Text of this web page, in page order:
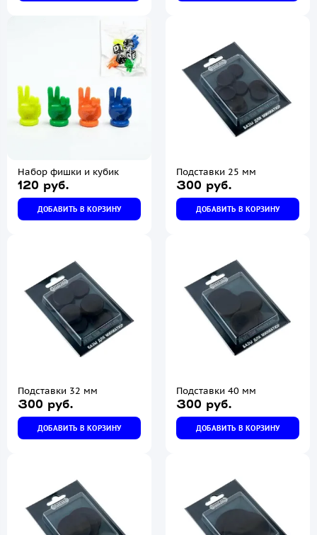
Набор фишки и кубик
120 руб.
ДОБАВИТЬ В КОРЗИНУ
Подставки 25 мм
300 руб.
ДОБАВИТЬ В КОРЗИНУ
Подставки 32 мм
300 руб.
ДОБАВИТЬ В КОРЗИНУ
Подставки 40 мм
300 руб.
ДОБАВИТЬ В КОРЗИНУ